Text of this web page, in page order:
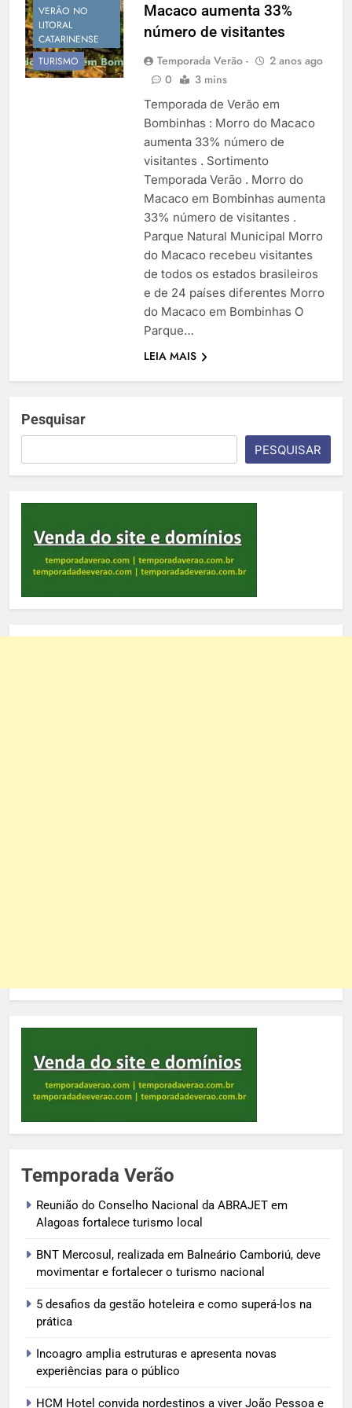
Temporada Verão 2027
VERÃO NO
LITORAL
CATARINENSE
TURISMO
Macaco aumenta 33%
número de visitantes
Temporada Verão -
2 anos ago
0
3 mins
Temporada de Verão em
Bombinhas : Morro do Macaco
aumenta 33% número de
visitantes . Sortimento
Temporada Verão . Morro do
Macaco em Bombinhas aumenta
33% número de visitantes .
Parque Natural Municipal Morro
do Macaco recebeu visitantes
de todos os estados brasileiros
e de 24 países diferentes Morro
do Macaco em Bombinhas O
Parque…
LEIA MAIS
Pesquisar
PESQUISAR
Temporada Verão
Reunião do Conselho Nacional da ABRAJET em
Alagoas fortalece turismo local
BNT Mercosul, realizada em Balneário Camboriú, deve
movimentar e fortalecer o turismo nacional
5 desafios da gestão hoteleira e como superá-los na
prática
Incoagro amplia estruturas e apresenta novas
experiências para o público
HCM Hotel convida nordestinos a viver João Pessoa e